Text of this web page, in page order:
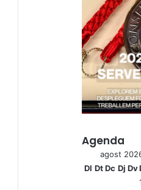
Agenda
agost
Dl Dt Dc Dj Dv